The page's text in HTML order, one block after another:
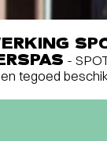
-
tegoed